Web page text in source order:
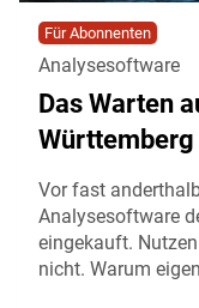
Für Abonnenten
Analysesoftware
Das Warten
Vor fast
Analysesoftware
eingekauft.
nicht. Warum